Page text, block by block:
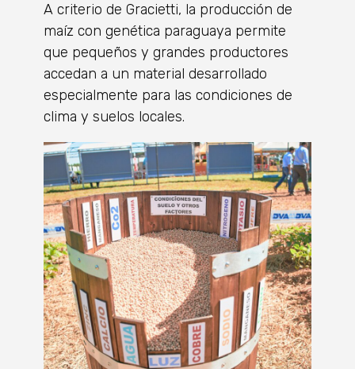
A criterio de Gracietti, la producción de
maíz con genética paraguaya permite
que pequeños y grandes productores
accedan a un material desarrollado
especialmente para las condiciones de
clima y suelos locales.